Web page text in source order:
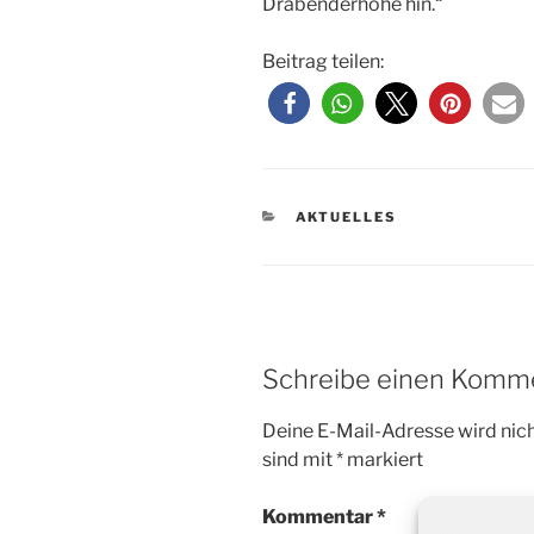
Beitrag teilen:
KATEGORIEN
AKTUELLES
Schreibe einen
Deine E-Mail-Adresse wird
sind mit* markiert
Kommentar*